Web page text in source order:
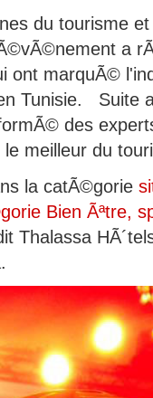
du tourisme
a
ont marquÃ©
Tunisie. Suite
des
meilleur du
la catÃ©gorie
Bien Ãªtre,
Thalassa